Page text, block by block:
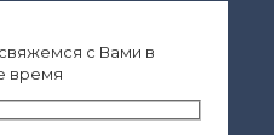
с Вами в
время